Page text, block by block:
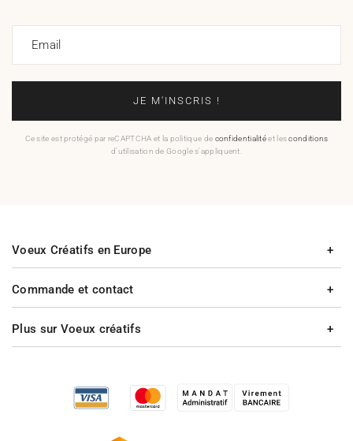
Email
JE M'INSCRIS !
Ce site est protégé par reCAPTCHA et la politique de confidentialitéet lesconditions
d'utilisation de Google s'appliquent.
Commande et contact
Plus sur Voeux créatifs
Voeux Créatifs en Europe